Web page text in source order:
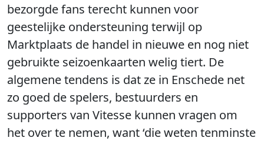
bezorgde fans terecht kunnen voor
geestelijke ondersteuning terwijl op
Marktplaats de handel in nieuwe en nog niet
gebruikte seizoenkaarten welig tiert. De
algemene tendens is dat ze in Enschede net
zo goed de spelers, bestuurders en
supporters van Vitesse kunnen vragen om
het over te nemen, want ‘die weten tenminste